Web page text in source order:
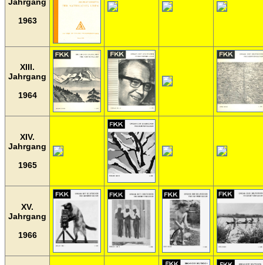
1963
XIII.
Jahrgang
1964
XIV.
Jahrgang
1965
XV.
Jahrgang
1966